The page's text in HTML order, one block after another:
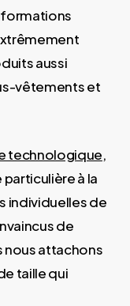
aussi
vêtements et
technologique,
à la
individuelles de
de
nous attachons
taille qui